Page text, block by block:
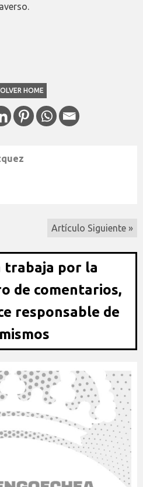
HOME
Artículo Siguiente »
trabaja por la
de comentarios,
responsable de